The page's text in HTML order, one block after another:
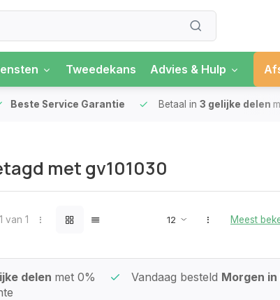
Tweedekans Advies & Hulp
Beste Service Garantie Betaal in 3 gelijke delen
met gv101030
van 1 Meest
delen met 0%
Vandaag besteld Morgen in